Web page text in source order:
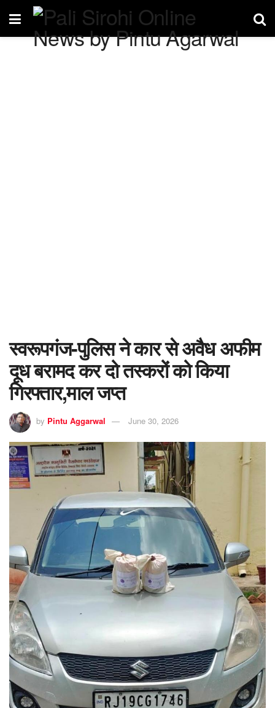
स्वरूपगंज-पुलिस ने कार से अवैध अफीम
दूध बरामद कर दो तस्करों को किया
गिरफ्तार,माल जप्त
by Pintu Aggarwal June 30, 2026